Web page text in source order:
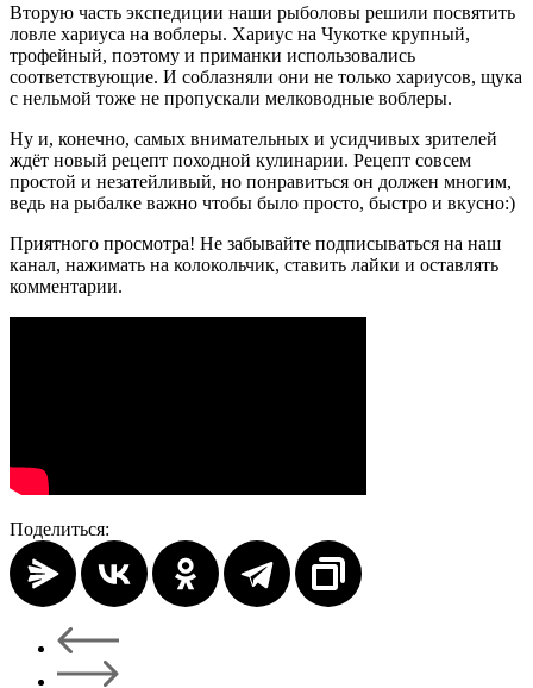
Вторую часть экспедиции наши рыболовы решили посвятить
ловле хариуса на воблеры. Хариус на Чукотке крупный,
трофейный, поэтому и приманки использовались
соответствующие. И соблазняли они не только хариусов, щука
с нельмой тоже не пропускали мелководные воблеры.
Ну и, конечно, самых внимательных и усидчивых зрителей
ждёт новый рецепт походной кулинарии. Рецепт совсем
простой и незатейливый, но понравиться он должен многим,
ведь на рыбалке важно чтобы было просто, быстро и вкусно:)
Приятного просмотра! Не забывайте подписываться на наш
канал, нажимать на колокольчик, ставить лайки и оставлять
комментарии.
Поделиться: